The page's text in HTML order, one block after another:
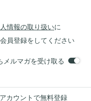
情報の取り扱いに
員登録をしてください
ルマガを受け取る
カウントで無料登録